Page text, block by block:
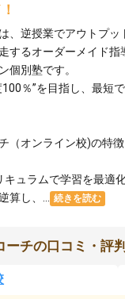
、逆授業でアウトプッ
するオーダーメイド指
個別塾です。
％”を目指し、最短
（オンライン校)の特徴
ュラムで学習を最適
算し、...
続きを読む
ーチの口コミ・評判